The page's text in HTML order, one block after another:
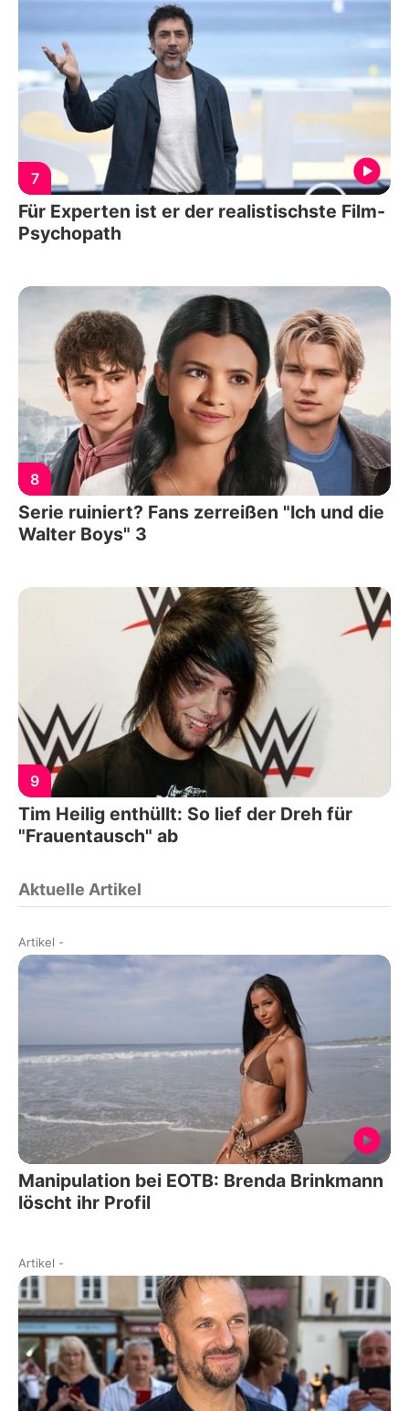
7
Für Experten ist er der realistischste Film-
Psychopath
8
Serie ruiniert? Fans zerreißen "Ich und die
Walter Boys" 3
9
Tim Heilig enthüllt: So lief der Dreh für
"Frauentausch" ab
Aktuelle Artikel
Artikel -
Manipulation bei EOTB: Brenda Brinkmann
löscht ihr Profil
Artikel -